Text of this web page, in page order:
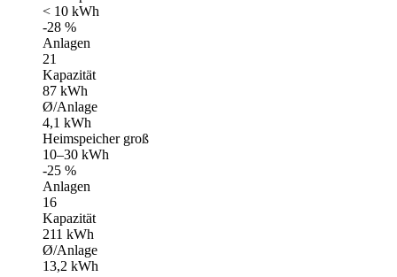
< 10 kWh
-28 %
Anlagen
21
Kapazität
87 kWh
Ø/Anlage
4,1 kWh
Heimspeicher groß
10–30 kWh
-25 %
Anlagen
16
Kapazität
211 kWh
Ø/Anlage
13,2 kWh